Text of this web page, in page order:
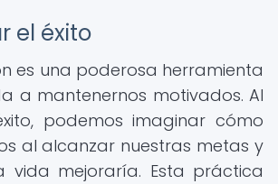
el éxito
es una poderosa herramienta
a mantenernos motivados. Al
podemos imaginar cómo
al alcanzar nuestras metas y
vida mejoraría. Esta práctica